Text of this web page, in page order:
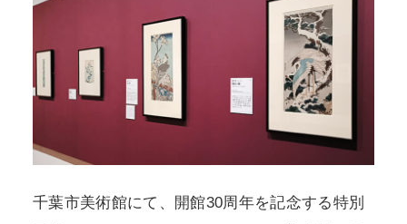
POLICY
千葉市美術館にて、開館30周年を記念する特別